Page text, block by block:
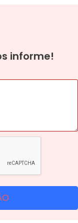
informe!